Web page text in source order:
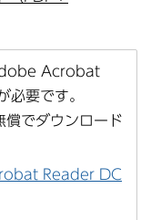
Acrobat
要です。
でダウンロード
Reader DC